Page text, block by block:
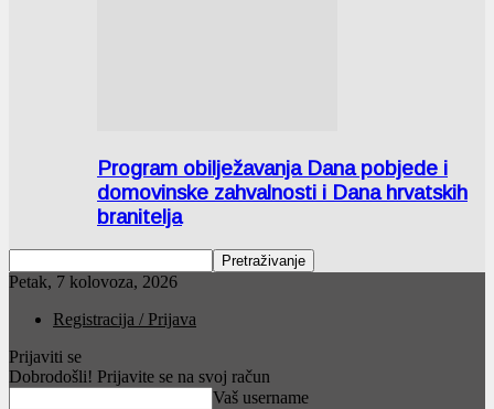
Program obilježavanja Dana pobjede i
domovinske zahvalnosti i Dana hrvatskih
branitelja
Petak, 7 kolovoza, 2026
Registracija / Prijava
Prijaviti se
Dobrodošli! Prijavite se na svoj račun
Vaš username